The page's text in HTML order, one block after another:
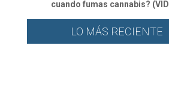
cuando fumas cannabis?
LO MÁS RECIENTE